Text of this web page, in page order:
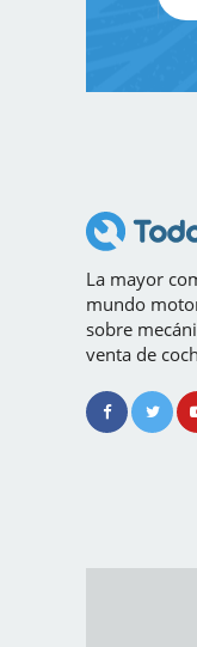
La mayor
mundo
sobre
venta de